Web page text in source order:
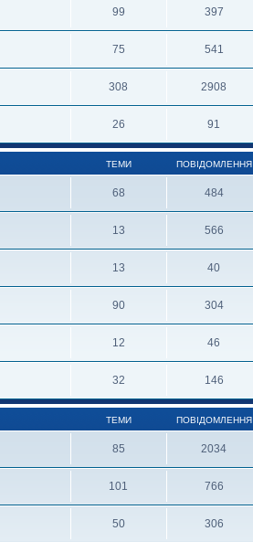
99 397
75 541
308 2908
26 91
ТЕМИ ПОВІДОМЛЕННЯ
68 484
13 566
13 40
90 304
12 46
32 146
ТЕМИ ПОВІДОМЛЕННЯ
85 2034
101 766
50 306